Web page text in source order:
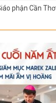
phận Cần Thơ